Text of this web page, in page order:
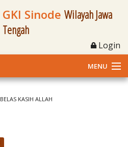
GKI Sinode Wilayah Jawa
Tengah
Login
MENU
BELAS KASIH ALLAH